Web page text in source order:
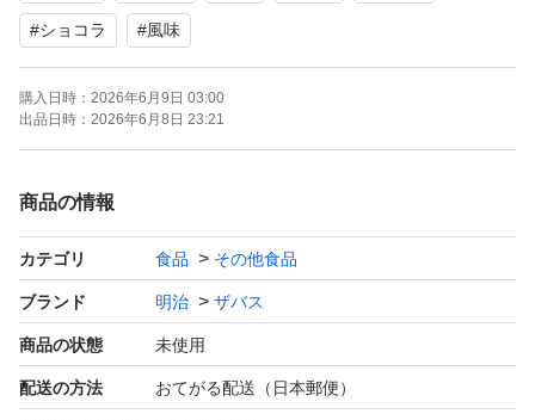
●たんぱく質として吸収のよいホエイプロテインを100％
使用し、女性にうれしい食物繊維に加えてカラダづくりに
必要なビタミン、ミネラルを配合した粉末プロテイン
●理想の筋肉、カラダづくりのために運動を実施する女性
●女性が好むチョコレートフレーバーと溶けやすさにこだ
わった明治の配合と造粒技術を活用しているので、サッと
溶かせておいしく飲むことができます
●吸収のよいホエイプロテインを12.5g配合
●10種のビタミン、3種のミネラル配合
●不足しがちな食物繊維配合
#ショコラ #風味
購入日時： 2026年6月9日 03:00
出品日時： 2026年6月8日 23:21
商品の情報
カテゴリ 食品 その他食品
ブランド 明治 ザバス
商品の状態 未使用
配送の方法 おてがる配送（日本郵便）